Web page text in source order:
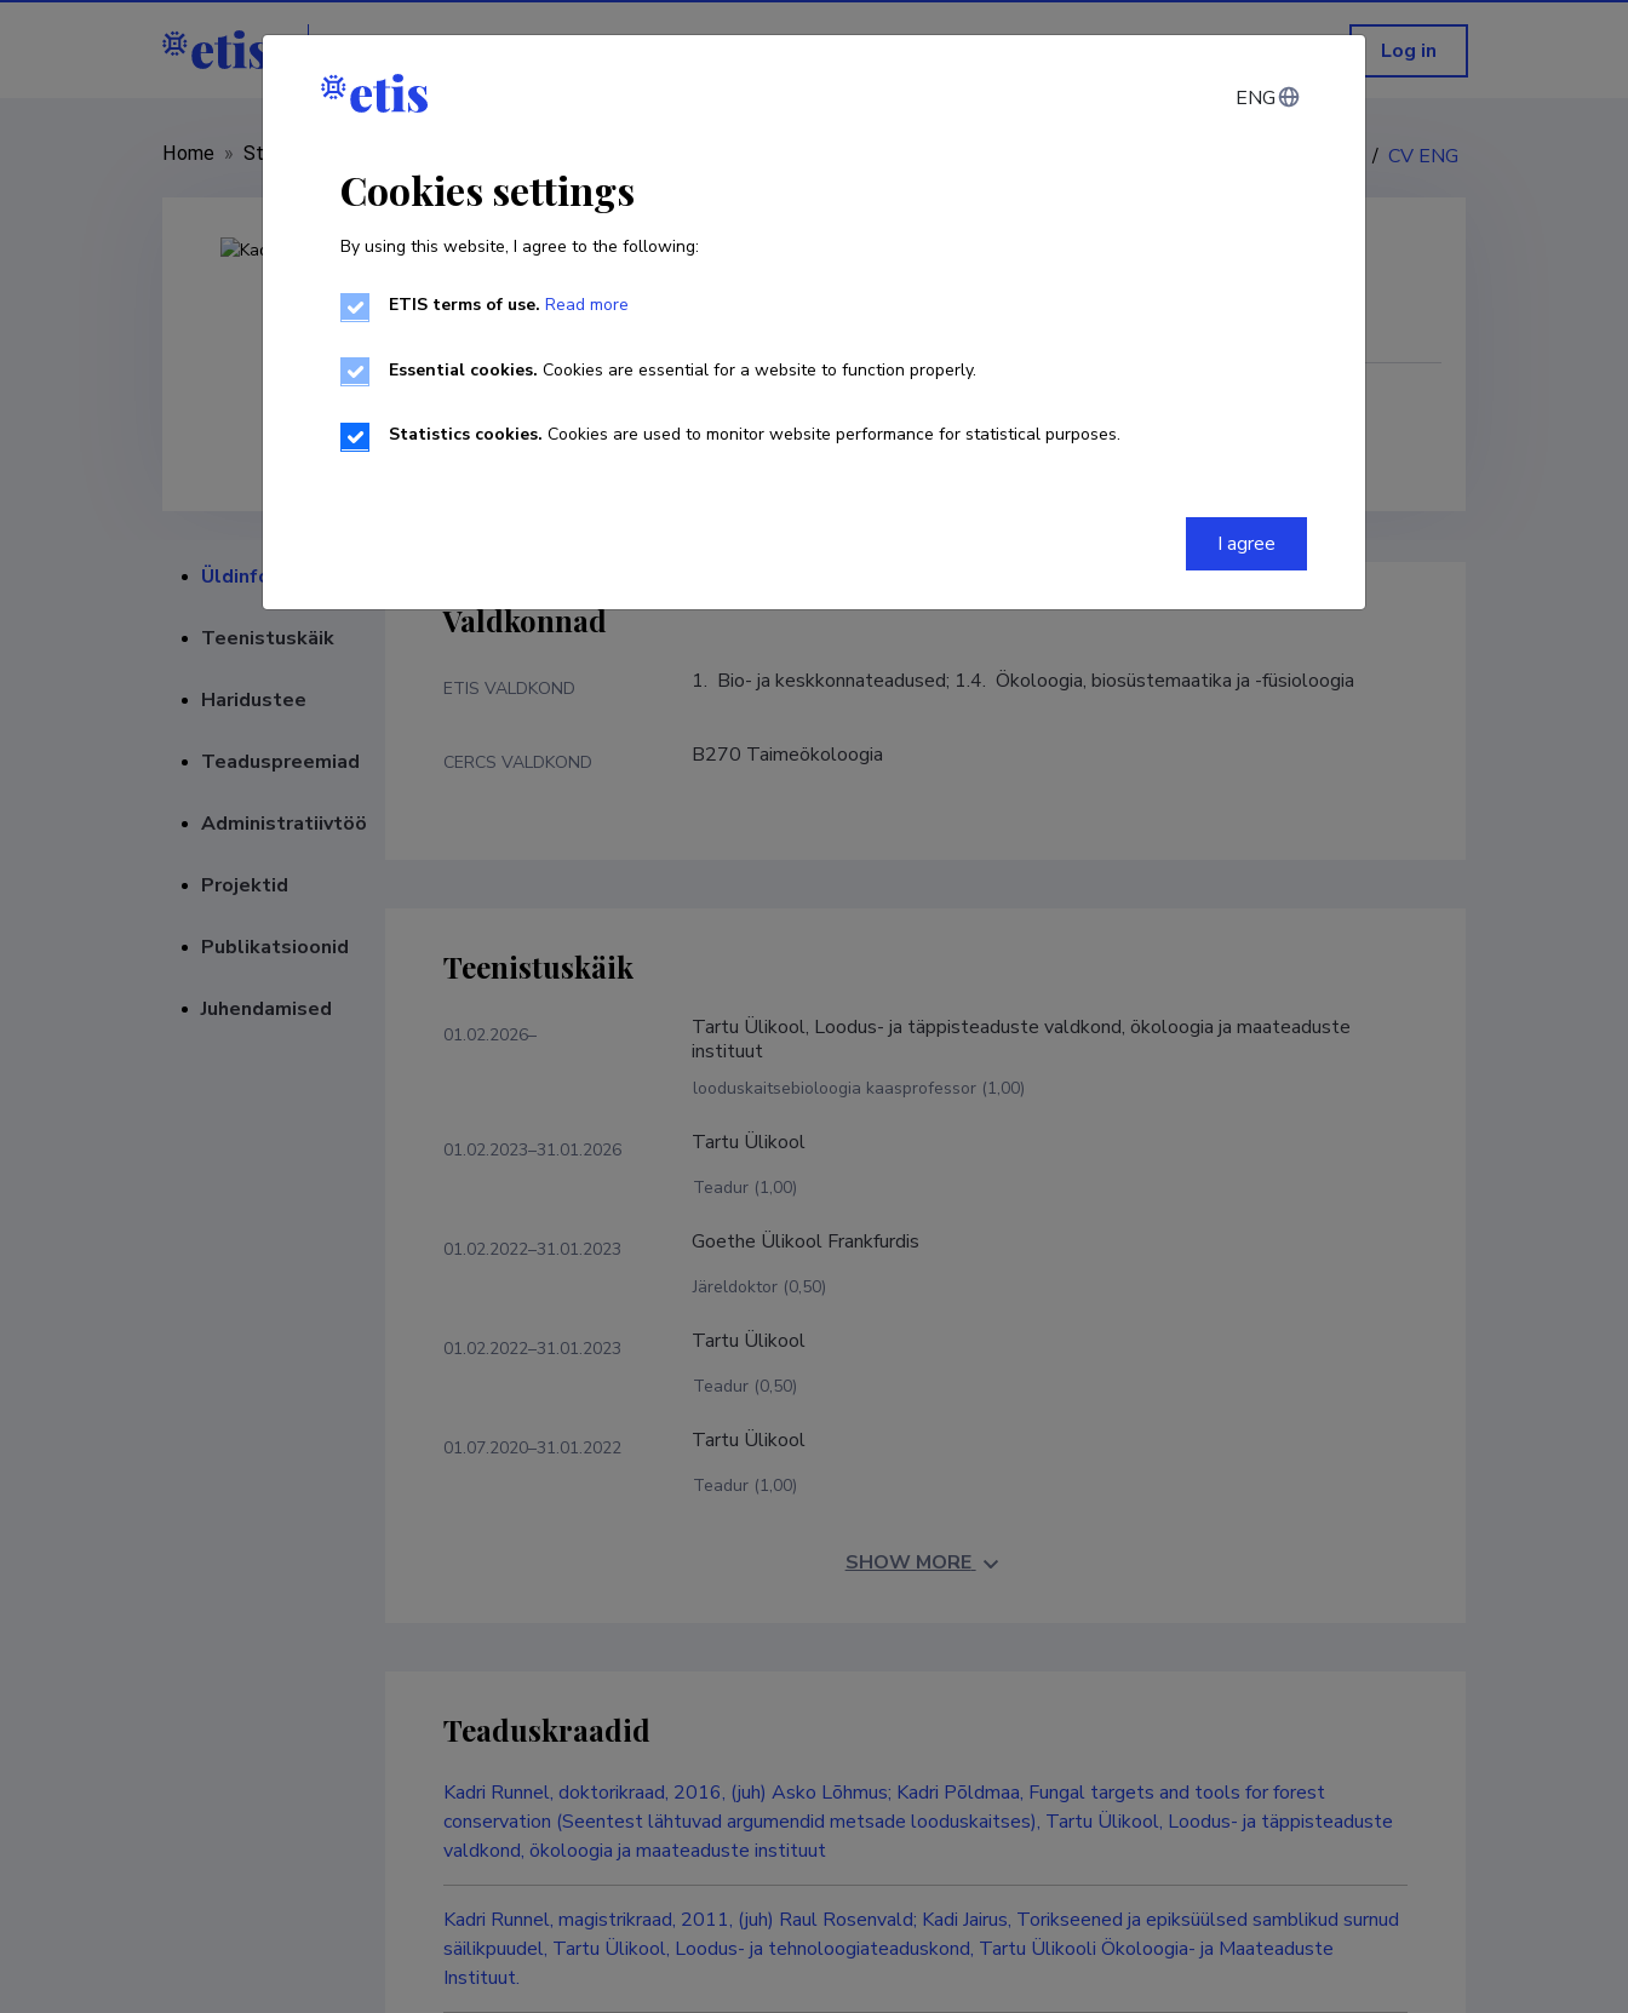
Log in
Home » Staff / CV ENG
55981306 kadri.runnel@ut.ee ORCID 0000-0002-7308-3623
Üldinfo
Teenistuskäik
Haridustee
Teaduspreemiad
Administratiivtöö
Projektid
Publikatsioonid
Juhendamised
Valdkonnad
ETIS VALDKOND 1.  Bio- ja keskkonnateadused; 1.4.  Ökoloogia, biosüstemaatika ja -füsioloogia
CERCS VALDKOND B270 Taimeökoloogia
Teenistuskäik
01.02.2026–
Tartu Ülikool, Loodus- ja täppisteaduste valdkond, ökoloogia ja maateaduste
instituut
looduskaitsebioloogia kaasprofessor (1,00)
01.02.2023–31.01.2026 Tartu Ülikool
Teadur (1,00)
01.02.2022–31.01.2023 Goethe Ülikool Frankfurdis
Järeldoktor (0,50)
01.02.2022–31.01.2023 Tartu Ülikool
Teadur (0,50)
01.07.2020–31.01.2022 Tartu Ülikool
Teadur (1,00)
SHOW MORE
Teaduskraadid
Kadri Runnel, doktorikraad, 2016, (juh) Asko Lõhmus; Kadri Põldmaa, Fungal targets and tools for forest
conservation (Seentest lähtuvad argumendid metsade looduskaitses), Tartu Ülikool, Loodus- ja täppisteaduste
valdkond, ökoloogia ja maateaduste instituut
Kadri Runnel, magistrikraad, 2011, (juh) Raul Rosenvald; Kadi Jairus, Torikseened ja epiksüülsed samblikud surnud
säilikpuudel, Tartu Ülikool, Loodus- ja tehnoloogiateaduskond, Tartu Ülikooli Ökoloogia- ja Maateaduste
Instituut.
ENG
Cookies settings
By using this website, I agree to the following:
ETIS terms of use. Read more
Essential cookies. Cookies are essential for a website to function properly.
Statistics cookies. Cookies are used to monitor website performance for statistical purposes.
I agree